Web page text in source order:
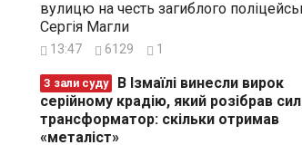
вулицю на честь загиблого
Сергія Магли
13:47 6129 1
З зали суду
серійному крадію, який розібрав
трансформатор: скільки отримав
«металіст»